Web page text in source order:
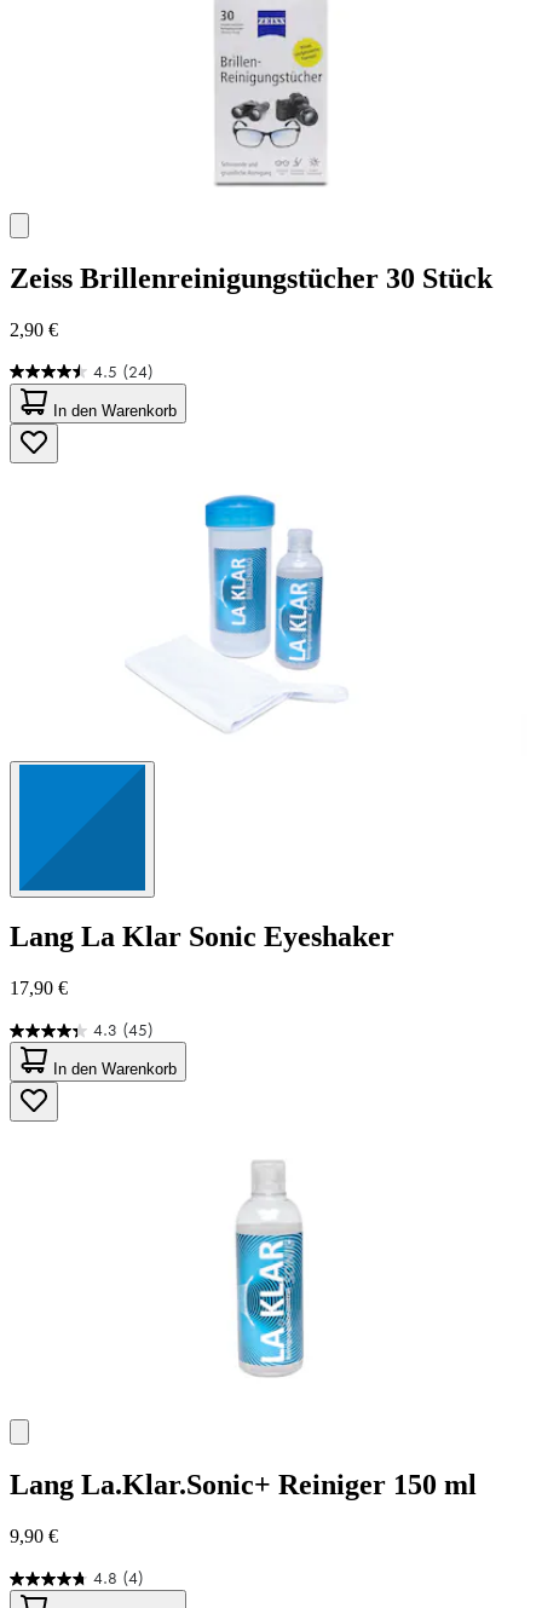
Zeiss Brillenreinigungstücher 30 Stück
2,90 €
4.5 (24)
4.5
von
5
Sternen.
24
In den Warenkorb
Lang La Klar Sonic Eyeshaker
17,90 €
4.3 (45)
4.3
von
5
Sternen.
45
In den Warenkorb
Lang La.Klar.Sonic+ Reiniger 150 ml
9,90 €
4.8 (4)
4.8